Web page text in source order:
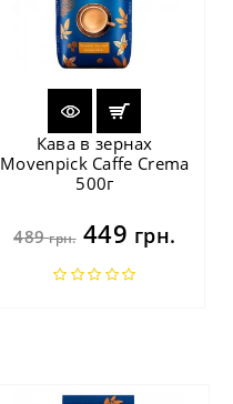
Кава в зернах
Movenpick Caffe Crema
500г
489грн.449 грн.